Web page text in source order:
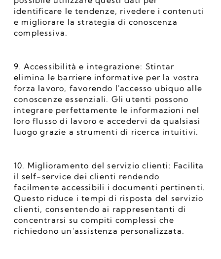
identificare le tendenze, rivedere i contenuti
e migliorare la strategia di conoscenza
complessiva.
9. Accessibilità e integrazione: Stintar
elimina le barriere informative per la vostra
forza lavoro, favorendo l'accesso ubiquo alle
conoscenze essenziali. Gli utenti possono
integrare perfettamente le informazioni nel
loro flusso di lavoro e accedervi da qualsiasi
luogo grazie a strumenti di ricerca intuitivi.
10. Miglioramento del servizio clienti: Facilita
il self-service dei clienti rendendo
facilmente accessibili i documenti pertinenti.
Questo riduce i tempi di risposta del servizio
clienti, consentendo ai rappresentanti di
concentrarsi su compiti complessi che
richiedono un'assistenza personalizzata.